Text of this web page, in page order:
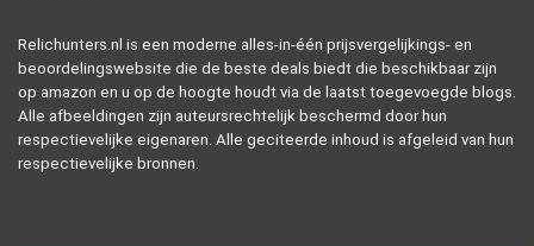
Relichunters.nl is een moderne alles-in-één prijsvergelijkings- en
beoordelingswebsite die de beste deals biedt die beschikbaar zijn
op amazon en u op de hoogte houdt via de laatst toegevoegde blogs.
Alle afbeeldingen zijn auteursrechtelijk beschermd door hun
respectievelijke eigenaren. Alle geciteerde inhoud is afgeleid van hun
respectievelijke bronnen.